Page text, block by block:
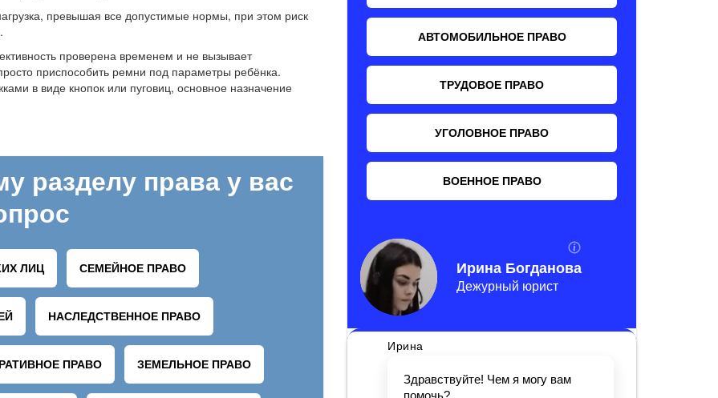
превышая все допустимые нормы, при этом риск
проверена временем и не вызывает
приспособить ремни под параметры ребёнка.
в виде кнопок или пуговиц, основное назначение